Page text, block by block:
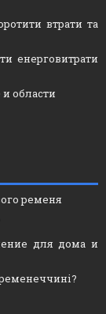
втрати та
енерговитрати
области
ременя
для дома и